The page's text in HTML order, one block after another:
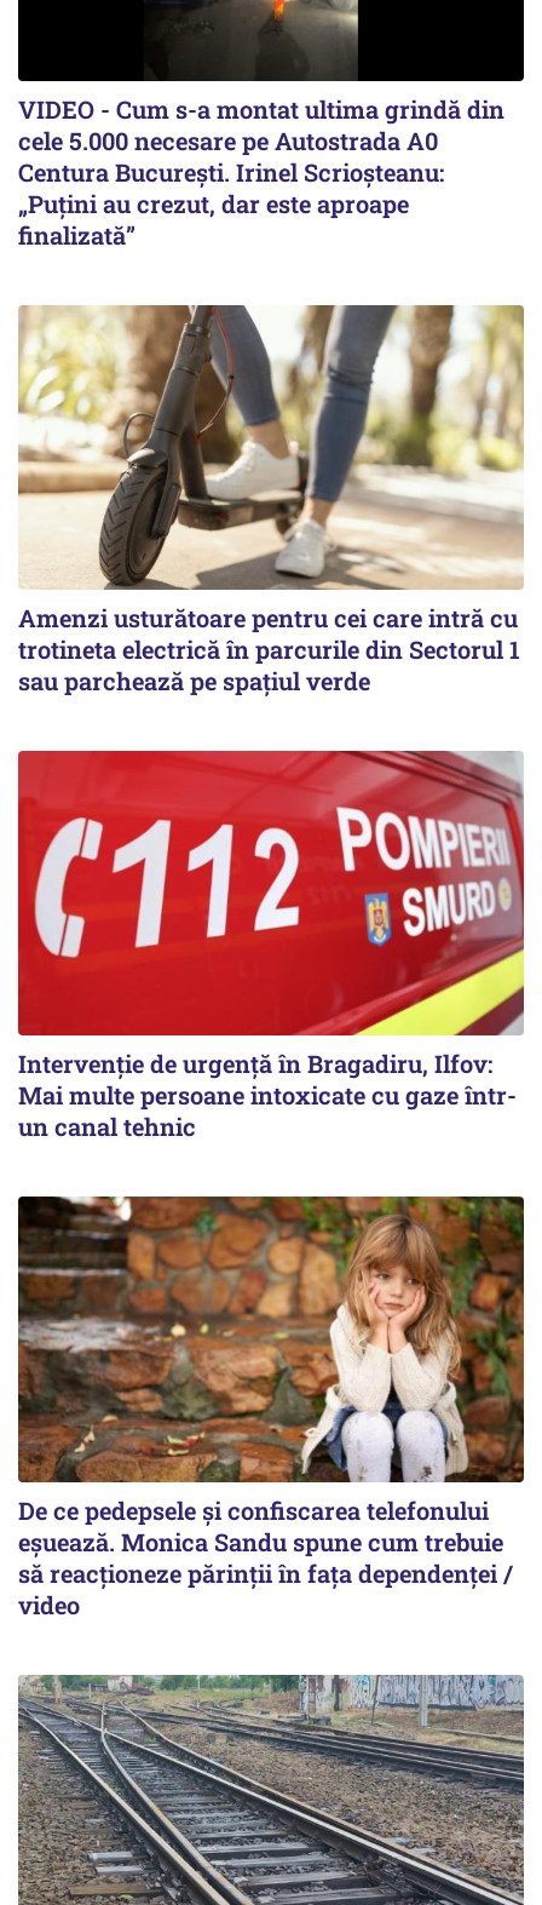
VIDEO - Cum s-a montat ultima grindă din
cele 5.000 necesare pe Autostrada A0
Centura București. Irinel Scrioșteanu:
„Puțini au crezut, dar este aproape
finalizată”
Amenzi usturătoare pentru cei care intră cu
trotineta electrică în parcurile din Sectorul 1
sau parchează pe spațiul verde
Intervenție de urgență în Bragadiru, Ilfov:
Mai multe persoane intoxicate cu gaze într-
un canal tehnic
De ce pedepsele și confiscarea telefonului
eșuează. Monica Sandu spune cum trebuie
să reacționeze părinții în fața dependenței /
video